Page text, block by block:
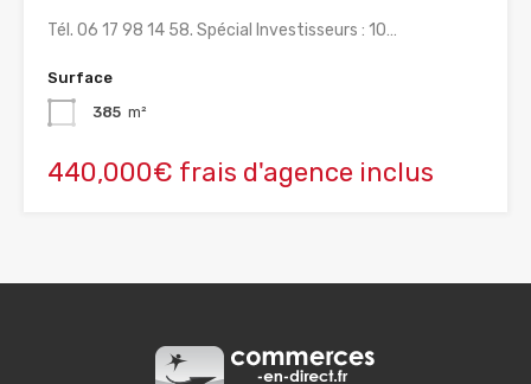
Tél. 06 17 98 14 58. Spécial Investisseurs : 10…
Surface
385 m²
440,000€ frais d'agence inclus